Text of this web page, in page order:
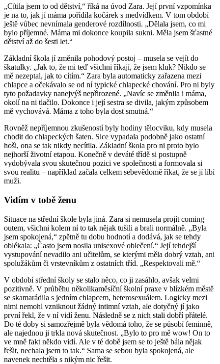
„Cítila jsem to od dětství,“ říká na úvod Zara. Její první vzpomínka
je na to, jak jí máma pořídila kočárek s medvídkem. V tom období
ještě vůbec nevnímala genderové rozdílnosti. „Dělala jsem, co mi
bylo příjemné. Máma mi dokonce koupila sukni. Měla jsem šťastné
dětství až do šesti let.“
Základní škola jí změnila pohodový postoj – musela se vejít do
škatulky. „Jak to, že mi teď všichni říkají, že jsem kluk? Nikdo se
mě nezeptal, jak to cítím.“ Zara byla automaticky zařazena mezi
chlapce a očekávalo se od ní typické chlapecké chování. Pro ni byly
tyto požadavky nanejvýš nepřirozené. „Navíc se změnila i máma,
okolí na ni tlačilo. Dokonce i její sestra se divila, jakým způsobem
mě vychovává. Máma z toho byla dost smutná.“
Rovněž nepříjemnou zkušeností byly hodiny tělocviku, kdy musela
chodit do chlapeckých šaten. Sice vypadala podobně jako ostatní
hoši, ona se tak nikdy necítila. Základní škola pro ni proto bylo
nejhorší životní etapou. Konečně v deváté třídě si postupně
vydobývala svou skutečnou pozici ve společnosti a formovala si
svou realitu – například začala celkem sebevědomě říkat, že se jí líbí
muži.
Vidím v tobě ženu
Situace na střední škole byla jiná. Zara si nemusela projít coming
outem, všichni kolem ní to tak nějak tušili a brali normálně. „Byla
jsem spokojená,“ zpětně tu dobu hodnotí a dodává, jak se tehdy
oblékala: „Často jsem nosila unisexové oblečení.“ Její tehdejší
vystupování nevadilo ani učitelům, se kterými měla dobrý vztah, ani
spolužákům či vrstevníkům z ostatních tříd. „Respektovali mě.“
V období střední školy se stalo něco, co ji zasáhlo, avšak velmi
pozitivně. V průběhu několikaměsíční školní praxe v blízkém městě
se skamarádila s jedním chlapcem, heterosexuálem. Logicky mezi
nimi nemohl vzniknout žádný intimní vztah, ale dotyčný jí jako
první řekl, že v ní vidí ženu. Následně se z nich stali dobří přátelé.
Do té doby si samozřejmě byla vědomá toho, že se působí feminně,
ale najednou ji trkla nová skutečnost. „Bylo to pro mě wow! On to
ve mně fakt někdo vidí. Ale v té době jsem se to ještě bála nějak
řešit, nechala jsem to tak.“ Sama se sebou byla spokojená, ale
navenek nechtěla s nikým nic řešit.